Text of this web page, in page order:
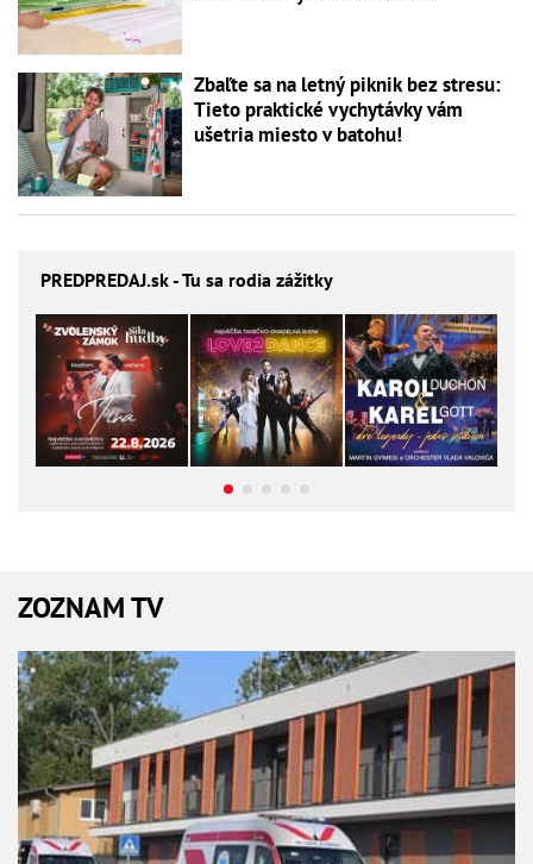
Zbaľte sa na letný piknik bez stresu:
Tieto praktické vychytávky vám
ušetria miesto v batohu!
PREDPREDAJ.sk - Tu sa rodia zážitky
ZOZNAM TV